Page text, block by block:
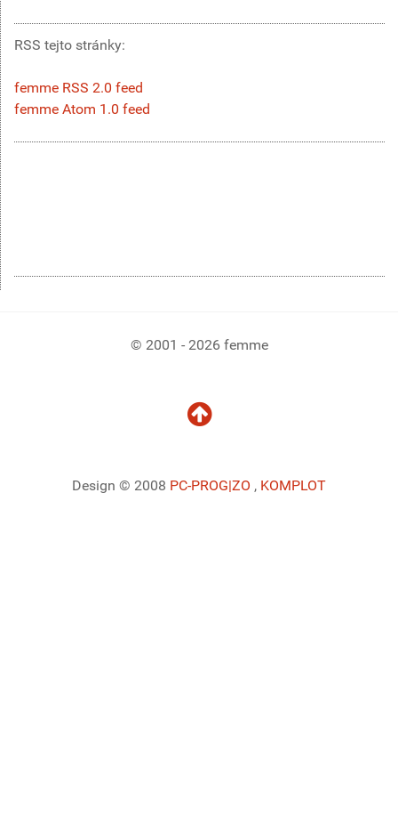
RSS tejto stránky:
femme RSS 2.0 feed
femme Atom 1.0 feed
© 2001 - 2026 femme
Design © 2008 PC-PROG|ZO , KOMPLOT